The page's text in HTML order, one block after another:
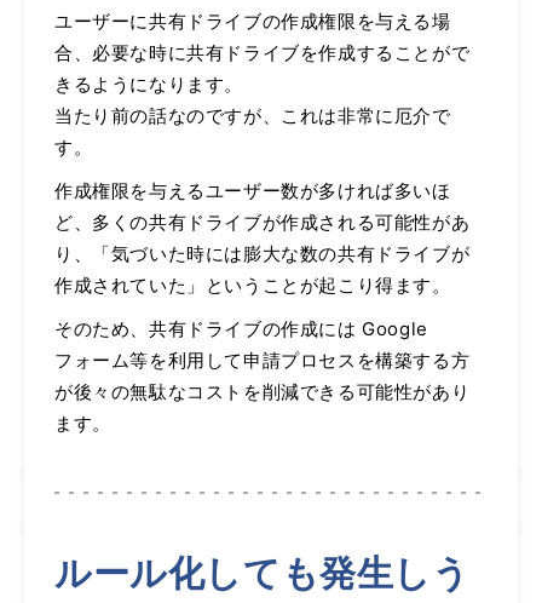
ユーザーに共有ドライブの作成権限を与える場
合、必要な時に共有ドライブを作成することがで
きるようになります。
当たり前の話なのですが、これは非常に厄介で
す。
作成権限を与えるユーザー数が多ければ多いほ
ど、多くの共有ドライブが作成される可能性があ
り、「気づいた時には膨大な数の共有ドライブが
作成されていた」ということが起こり得ます。
そのため、共有ドライブの作成には Google
フォーム等を利用して申請プロセスを構築する方
が後々の無駄なコストを削減できる可能性があり
ます。
ルール化しても発生しう